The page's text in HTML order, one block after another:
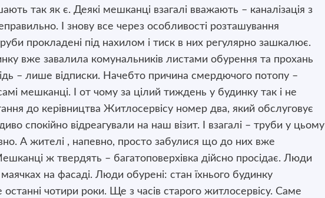
так як є. Деякі мешканці взагалі вважають – каналізація з
І знову все через особливості розташування
прокладені під нахилом і тиск в них регулярно зашкалює.
вже завалила комунальників листами обурення та прохань
– лише відписки. Начебто причина смердючого потопу –
мешканці. І от чому за цілий тиждень у будинку так і не
до керівництва Житлосервісу номер два, який обслуговує
спокійно відреагували на наш візит. І взагалі – труби у цьому
А жителі , напевно, просто забулися що до них вже
ж твердять – багатоповерхівка дійсно просідає. Люди
на фасаді. Люди обурені: стан їхнього будинку
чотири роки. Ще з часів старого житлосервісу. Саме